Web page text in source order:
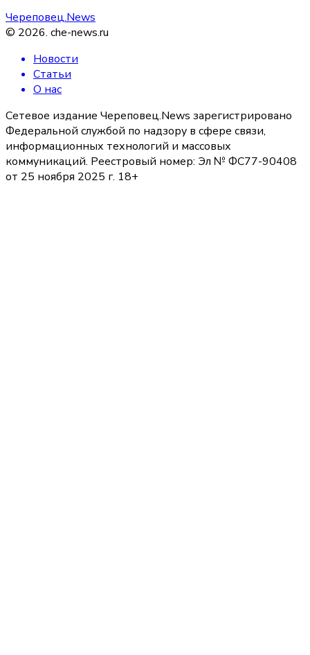
Череповец.News
© 2026. che-news.ru
Новости
Статьи
О нас
Сетевое издание Череповец.News зарегистрировано
Федеральной службой по надзору в сфере связи,
информационных технологий и массовых
коммуникаций. Реестровый номер: Эл № ФС77-90408
от 25 ноября 2025 г. 18+